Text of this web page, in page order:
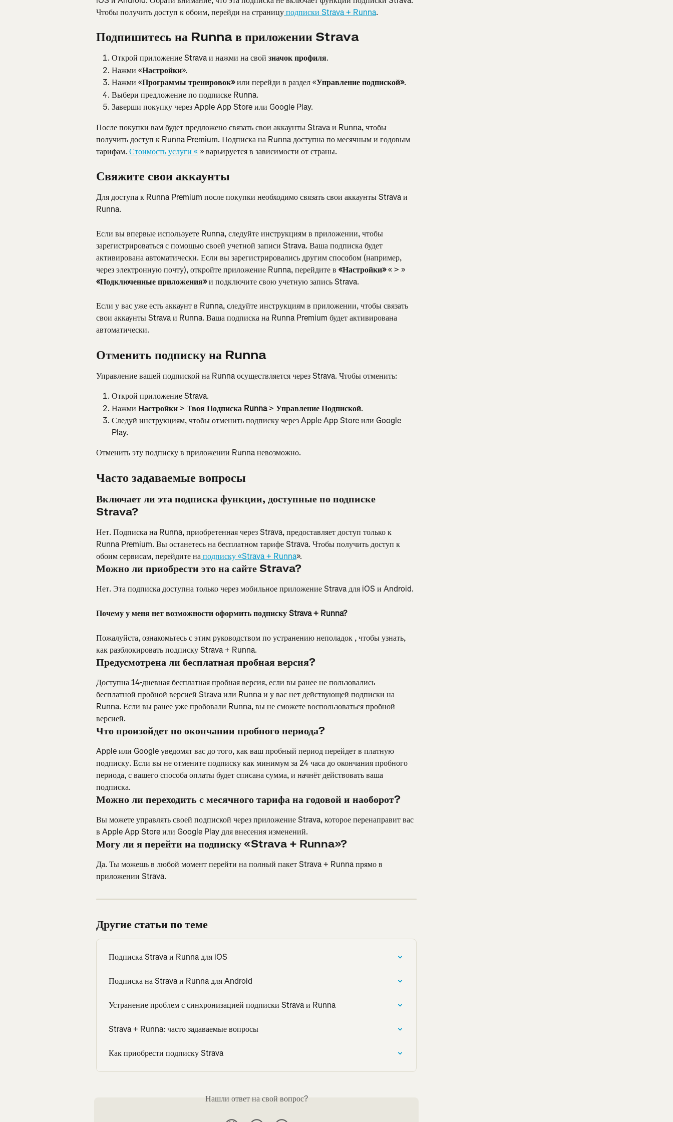
Чтобы получить доступ к обоим, перейди на страницу подписки Strava + Runna.
Подпишитесь на Runna в приложении Strava
Открой приложение Strava и нажми на свой значок профиля.
Нажми «Настройки».
Нажми «Программы тренировок» или перейди в раздел «Управление подпиской».
Выбери предложение по подписке Runna.
Заверши покупку через Apple App Store или Google Play.
После покупки вам будет предложено связать свои аккаунты Strava и Runna, чтобы
получить доступ к Runna Premium. Подписка на Runna доступна по месячным и годовым
тарифам. Стоимость услуги « » варьируется в зависимости от страны.
Свяжите свои аккаунты
Для доступа к Runna Premium после покупки необходимо связать свои аккаунты Strava и
Runna.
Если вы впервые используете Runna, следуйте инструкциям в приложении, чтобы
зарегистрироваться с помощью своей учетной записи Strava. Ваша подписка будет
активирована автоматически. Если вы зарегистрировались другим способом (например,
через электронную почту), откройте приложение Runna, перейдите в «Настройки» « > »
«Подключенные приложения» и подключите свою учетную запись Strava.
Если у вас уже есть аккаунт в Runna, следуйте инструкциям в приложении, чтобы связать
свои аккаунты Strava и Runna. Ваша подписка на Runna Premium будет активирована
автоматически.
Отменить подписку на Runna
Управление вашей подпиской на Runna осуществляется через Strava. Чтобы отменить:
Открой приложение Strava.
Нажми Настройки > Твоя Подписка Runna > Управление Подпиской.
Следуй инструкциям, чтобы отменить подписку через Apple App Store или Google
Play.
Отменить эту подписку в приложении Runna невозможно.
Часто задаваемые вопросы
Включает ли эта подписка функции, доступные по подписке
Strava?
Нет. Подписка на Runna, приобретенная через Strava, предоставляет доступ только к
Runna Premium. Вы останетесь на бесплатном тарифе Strava. Чтобы получить доступ к
обоим сервисам, перейдите на подписку «Strava + Runna».
Можно ли приобрести это на сайте Strava?
Нет. Эта подписка доступна только через мобильное приложение Strava для iOS и Android.
Почему у меня нет возможности оформить подписку Strava + Runna?
Пожалуйста, ознакомьтесь с этим руководством по устранению неполадок , чтобы узнать,
как разблокировать подписку Strava + Runna.
Предусмотрена ли бесплатная пробная версия?
Доступна 14-дневная бесплатная пробная версия, если вы ранее не пользовались
бесплатной пробной версией Strava или Runna и у вас нет действующей подписки на
Runna. Если вы ранее уже пробовали Runna, вы не сможете воспользоваться пробной
версией.
Что произойдет по окончании пробного периода?
Apple или Google уведомят вас до того, как ваш пробный период перейдет в платную
подписку. Если вы не отмените подписку как минимум за 24 часа до окончания пробного
периода, с вашего способа оплаты будет списана сумма, и начнёт действовать ваша
подписка.
Можно ли переходить с месячного тарифа на годовой и наоборот?
Вы можете управлять своей подпиской через приложение Strava, которое перенаправит вас
в Apple App Store или Google Play для внесения изменений.
Могу ли я перейти на подписку «Strava + Runna»?
Да. Ты можешь в любой момент перейти на полный пакет Strava + Runna прямо в
приложении Strava.
Другие статьи по теме
Подписка Strava и Runna для iOS
Подписка на Strava и Runna для Android
Устранение проблем с синхронизацией подписки Strava и Runna
Strava + Runna: часто задаваемые вопросы
Как приобрести подписку Strava
Нашли ответ на свой вопрос?